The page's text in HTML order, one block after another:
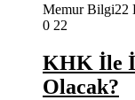
Memur Bilgi22
0 22
KHK İle
Olacak?